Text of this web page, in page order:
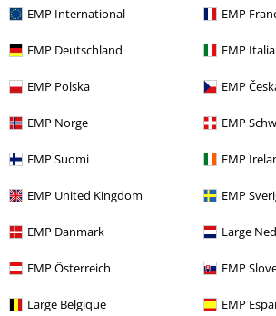
EMP International EMP
EMP Deutschland EMP Italia
EMP Polska EMP
EMP Norge EMP
EMP Suomi EMP
EMP United Kingdom EMP
EMP Danmark Large
EMP Österreich EMP
Large Belgique EMP
Meer categorieën. Meer opties.